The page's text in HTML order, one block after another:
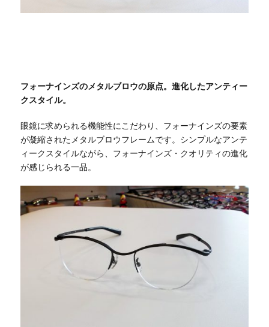
フォーナインズのメタルブロウの原点。進化したアンティー
クスタイル。
眼鏡に求められる機能性にこだわり、フォーナインズの要素
が凝縮されたメタルブロウフレームです。シンプルなアンテ
ィークスタイルながら、フォーナインズ・クオリティの進化
が感じられる一品。